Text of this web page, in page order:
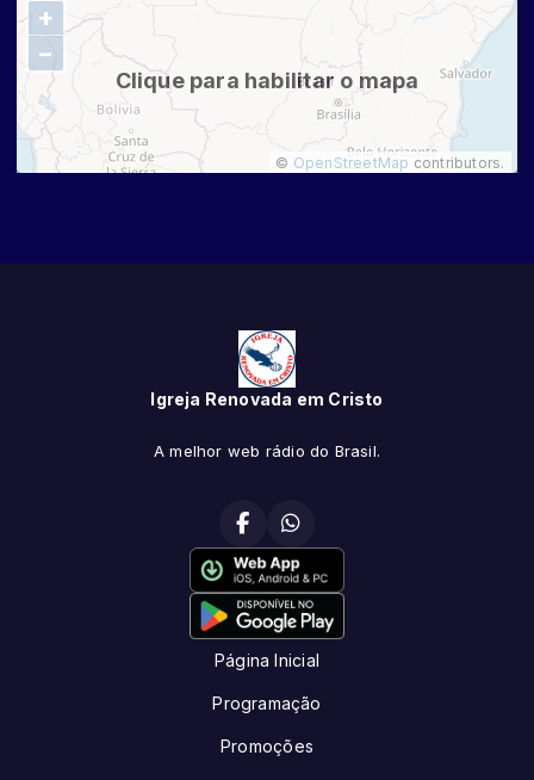
Clique para habilitar o mapa
+
−
© OpenStreetMap contributors.
Igreja Renovada em Cristo
A melhor web rádio do Brasil.
Página Inicial
Programação
Promoções